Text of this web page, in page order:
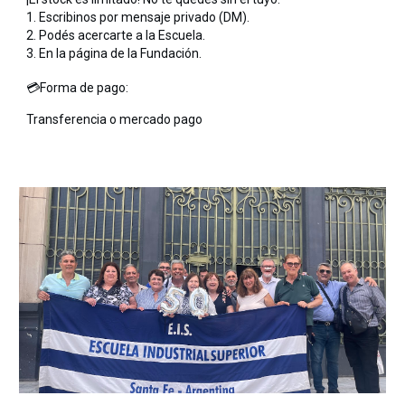
1. Escribinos por mensaje privado (DM).
2. Podés acercarte a la Escuela.
3. En la página de la Fundación.
💳Forma de pago:
Transferencia o mercado pago